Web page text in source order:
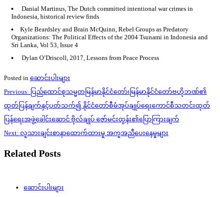
Danial Martinus, The Dutch committed intentional war crimes in
Indonesia, historical review finds
Kyle Beardsley and Brain McQuinn, Rebel Groups as Predatory
Organizations: The Political Effects of the 2004 Tsunami in Indonesia and
Sri Lanka, Vol 53, Issue 4
Dylan O’Driscoll, 2017, Lessons from Peace Process
Posted in ဆောင်းပါးများ
Post
navigation
Previous: ပြည်ထောင်စုသမ္မတမြန်မာနိုင်ငံတော်၊မြန်မာနိုင်ငံတော်ဗဟိုဘဏ်၏
ထုတ်ပြန်ချက်နှင့်ပတ်သက်၍ နိုင်ငံတော်စီမံအုပ်ချုပ်ရေးကောင်စီသတင်းထုတ်
ပြန်ရေးအဖွဲ့ခေါင်းဆောင် ဗိုလ်ချုပ် ဇော်မင်းထွန်း၏ပြောကြားချက်
Next: လူသားချင်းစာနာထောက်ထားမှု အကူအညီပေးနေမှုများ
Related Posts
ဆောင်းပါးများ